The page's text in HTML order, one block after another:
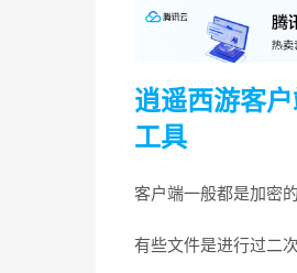
逍遥西游客
工具
客户端一般都是加密
有些文件是进行过二